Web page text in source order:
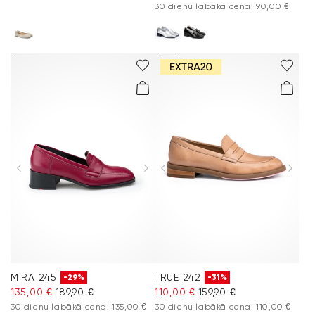
30 dienu labākā cena: 90,00 €
MIRA 245 -29%
135,00 € 189,90 €
30 dienu labākā cena: 135,00 €
TRUE 242 -31%
110,00 € 159,90 €
30 dienu labākā cena: 110,00 €